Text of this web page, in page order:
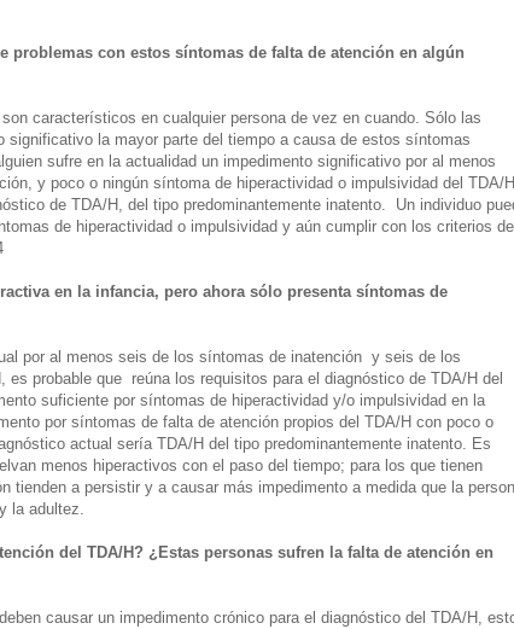
problemas con estos síntomas de falta de atención en algún
característicos en cualquier persona de vez en cuando. Sólo las
significativo la mayor parte del tiempo a causa de estos síntomas
sufre en la actualidad un impedimento significativo por al menos
y poco o ningún síntoma de hiperactividad o impulsividad del TDA/
de TDA/H, del tipo predominantemente inatento. Un individuo
de hiperactividad o impulsividad y aún cumplir con los criterios de
en la infancia, pero ahora sólo presenta síntomas de
por al menos seis de los síntomas de inatención y seis de los
probable que reúna los requisitos para el diagnóstico de TDA/H del
suficiente por síntomas de hiperactividad y/o impulsividad en la
por síntomas de falta de atención propios del TDA/H con poco o
actual sería TDA/H del tipo predominantemente inatento. Es
menos hiperactivos con el paso del tiempo; para los que tienen
tienden a persistir y a causar más impedimento a medida que la
la adultez.
del TDA/H? ¿Estas personas sufren la falta de atención en
causar un impedimento crónico para el diagnóstico del TDA/H,